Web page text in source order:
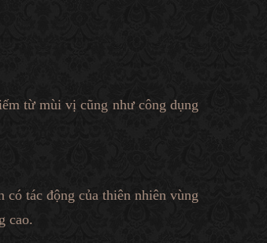
từ mùi vị cũng như công dụng
tác động của thiên nhiên vùng
cao.